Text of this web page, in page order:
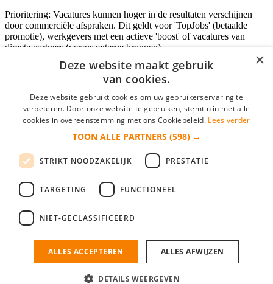
Prioritering: Vacatures kunnen hoger in de resultaten verschijnen
door commerciële afspraken. Dit geldt voor 'TopJobs' (betaalde
promotie), werkgevers met een actieve 'boost' of vacatures van
directe partners (versus externe bronnen).
Inloggen als bedrijf
*
login gegevens onthouden
login
Bedrijf aanmelden
nieuwe collega/werknemer zo gevonden!
×
Deze website maakt gebruik
van cookies.
Deze website gebruikt cookies om uw gebruikerservaring te
verbeteren. Door onze website te gebruiken, stemt u in met alle
cookies in overeenstemming met ons Cookiebeleid. Lees verder
TOON ALLE PARTNERS (598) →
STRIKT NOODZAKELIJK PRESTATIE
TARGETING FUNCTIONEEL
NIET-GECLASSIFICEERD
ALLES ACCEPTEREN ALLES AFWIJZEN
DETAILS WEERGEVEN